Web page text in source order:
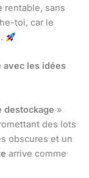
rentable, sans
toi, car le
les idées
destockage »
des lots
obscures et un
arrive comme